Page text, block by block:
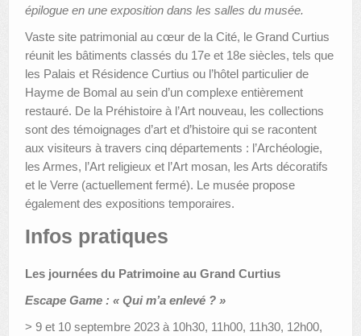
épilogue en une exposition dans les salles du musée.
Vaste site patrimonial au cœur de la Cité, le Grand Curtius
réunit les bâtiments classés du 17e et 18e siècles, tels que
les Palais et Résidence Curtius ou l’hôtel particulier de
Hayme de Bomal au sein d’un complexe entièrement
restauré. De la Préhistoire à l’Art nouveau, les collections
sont des témoignages d’art et d’histoire qui se racontent
aux visiteurs à travers cinq départements : l’Archéologie,
les Armes, l’Art religieux et l’Art mosan, les Arts décoratifs
et le Verre (actuellement fermé). Le musée propose
également des expositions temporaires.
Infos pratiques
Les journées du Patrimoine au Grand Curtius
Escape Game : « Qui m’a enlevé ? »
> 9 et 10 septembre 2023 à 10h30, 11h00, 11h30, 12h00,